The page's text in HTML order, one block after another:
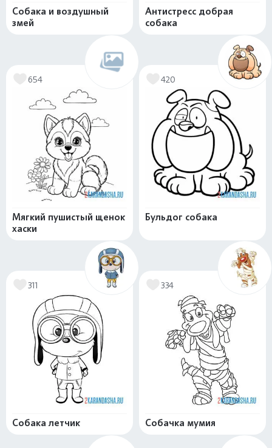
Собака и воздушный
змей
Антистресс добрая
собака
654
Мягкий пушистый щенок
хаски
420
Бульдог собака
311
Собака летчик
334
Собачка мумия